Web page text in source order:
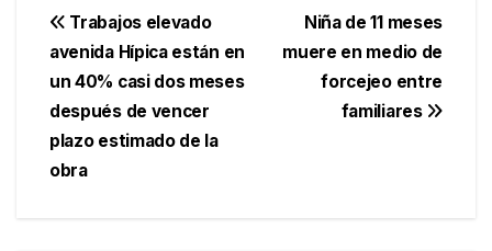
Navegación
de
entradas
Niña de 11 meses
muere en medio de
forcejeo entre
familiares
Trabajos elevado
avenida Hípica están en
un 40% casi dos meses
después de vencer
plazo estimado de la
obra